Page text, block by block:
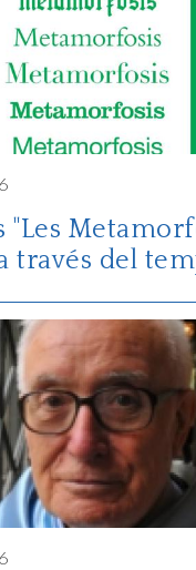
"Les
través del